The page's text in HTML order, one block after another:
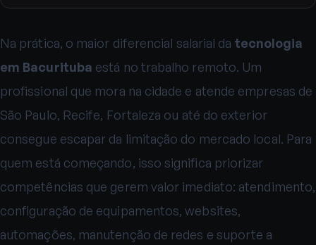
Na prática, o maior diferencial salarial da tecnologia
em Bacurituba está no trabalho remoto. Um
profissional que mora na cidade e atende empresas de
São Paulo, Recife, Fortaleza ou até do exterior
consegue escapar da limitação do mercado local. Para
quem está começando, isso significa priorizar
competências que gerem valor imediato: atendimento,
configuração de equipamentos, websites,
automações, manutenção de redes e suporte a